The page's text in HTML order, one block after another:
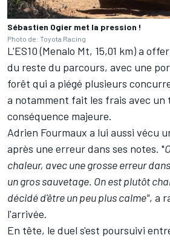
Sébastien Ogier met la pression !
Photo de: Toyota Racing
L'ES10 (Menalo Mt, 15,01 km) a
du reste du parcours, avec une
forêt qui a piégé plusieurs
a notamment fait les frais avec un
conséquence majeure.
Adrien Fourmaux a lui aussi vécu
après une erreur dans ses notes. "
chaleur, avec une grosse erreur
un gros sauvetage. On est plutôt
décidé d'être un peu plus calme", a
l'arrivée.
En tête, le duel s'est poursuivi